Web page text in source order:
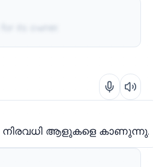
നിരവധി ആളുകളെ കാണുന്നു.